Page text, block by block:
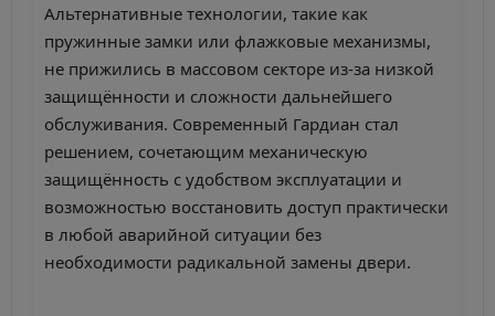
Альтернативные технологии, такие как
пружинные замки или флажковые механизмы,
не прижились в массовом секторе из-за низкой
защищённости и сложности дальнейшего
обслуживания. Современный Гардиан стал
решением, сочетающим механическую
защищённость с удобством эксплуатации и
возможностью восстановить доступ практически
в любой аварийной ситуации без
необходимости радикальной замены двери.